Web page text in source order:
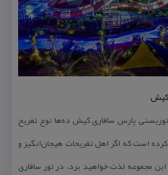
پارس سافاری كیش ده‌ها نوع تفریح
است كه اگر اهل تفریحات هیجان‌انگیز و
مجموعه لذت خواهید برد. در تور سافاری